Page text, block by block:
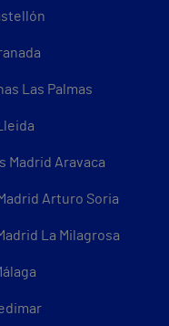
Las Palmas
Madrid Aravaca
Arturo Soria
La Milagrosa